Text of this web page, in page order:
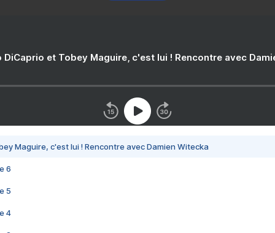
DiCaprio et Tobey Maguire, c'est lui ! Rencontre avec
Maguire, c'est lui ! Rencontre avec Damien Witecka
6
5
4